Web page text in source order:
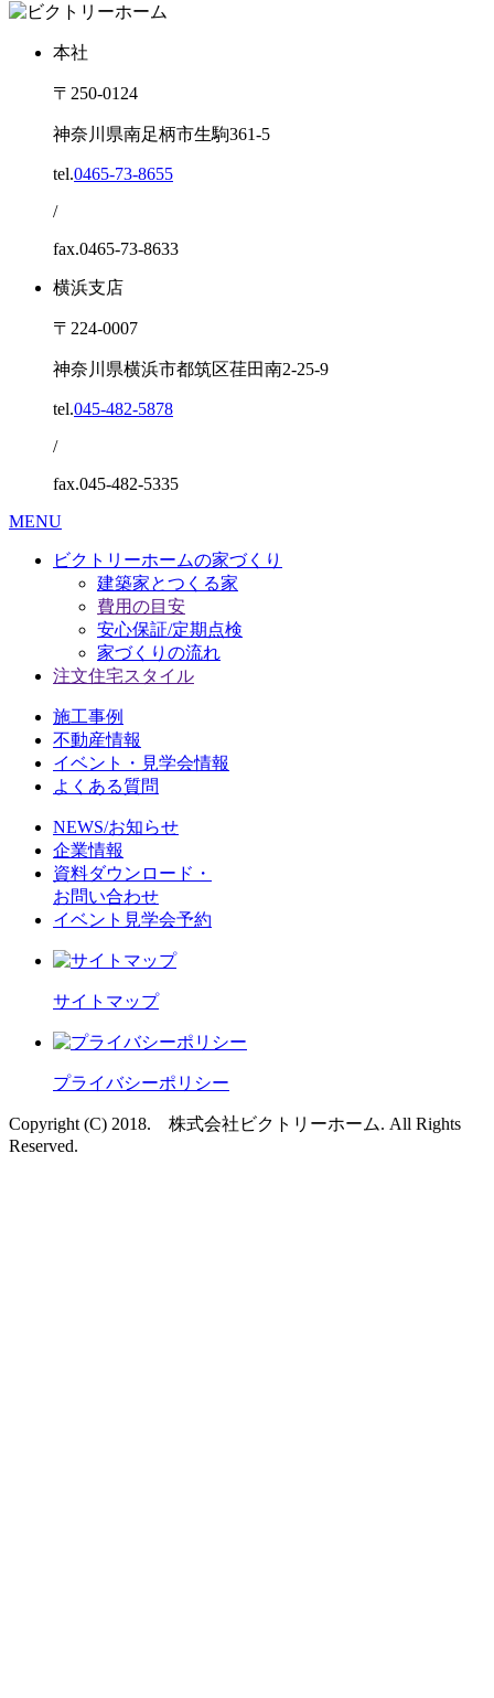
本社
〒250-0124
神奈川県南足柄市生駒361-5
tel.0465-73-8655
/
fax.0465-73-8633
横浜支店
〒224-0007
神奈川県横浜市都筑区荏田南2-25-9
tel.045-482-5878
/
fax.045-482-5335
MENU
ビクトリーホームの家づくり
建築家とつくる家
費用の目安
安心保証/定期点検
家づくりの流れ
注文住宅スタイル
施工事例
不動産情報
イベント・見学会情報
よくある質問
NEWS/お知らせ
企業情報
資料ダウンロード・
お問い合わせ
イベント見学会予約
サイトマップ
プライバシーポリシー
Copyright (C) 2018. 株式会社ビクトリーホーム. All Rights
Reserved.